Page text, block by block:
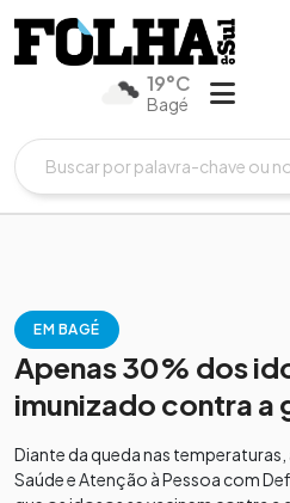
19°C
Bagé
EM BAGÉ
Apenas 30% dos
imunizado contra a
Diante da queda nas temperaturas,
Saúde e Atenção à Pessoa com